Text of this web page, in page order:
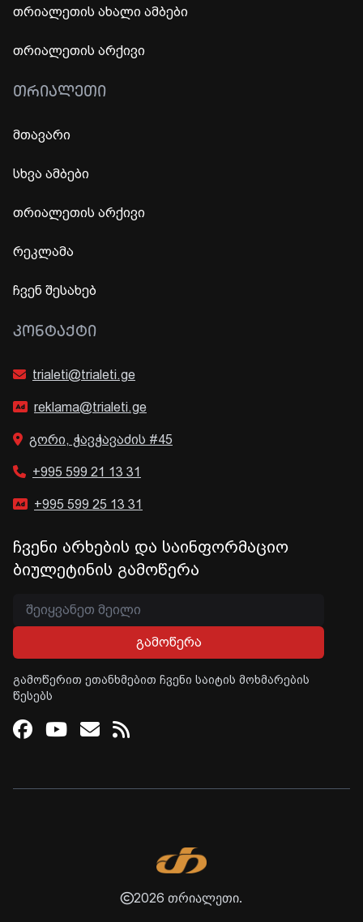
თრიალეთის ახალი ამბები
თრიალეთის არქივი
ᲗᲠᲘᲐᲚᲔᲗᲘ
მთავარი
სხვა ამბები
თრიალეთის არქივი
რეკლამა
ჩვენ შესახებ
ᲙᲝᲜᲢᲐᲥᲢᲘ
trialeti@trialeti.ge
reklama@trialeti.ge
გორი, ჭავჭავაძის #45
+995 599 21 13 31
+995 599 25 13 31
ჩვენი არხების და საინფორმაციო
ბიულეტინის გამოწერა
გამოწერა
გამოწერით ეთანხმებით ჩვენი საიტის მოხმარების
წესებს
Facebook
Youtube
Email
RSS
2026 თრიალეთი.